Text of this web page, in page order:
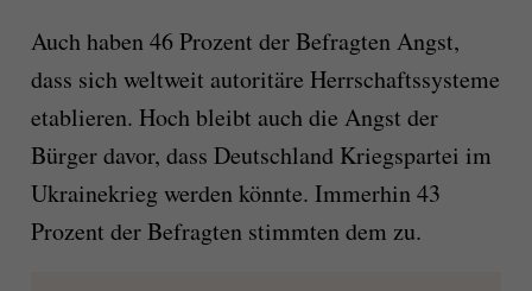
Auch haben 46 Prozent der Befragten Angst,
dass sich weltweit autoritäre Herrschaftssysteme
etablieren. Hoch bleibt auch die Angst der
Bürger davor, dass Deutschland Kriegspartei im
Ukrainekrieg werden könnte. Immerhin 43
Prozent der Befragten stimmten dem zu.